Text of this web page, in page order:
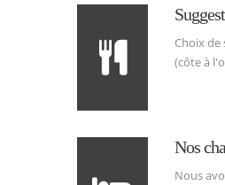
Choix de
(côte à
Nos
Nous